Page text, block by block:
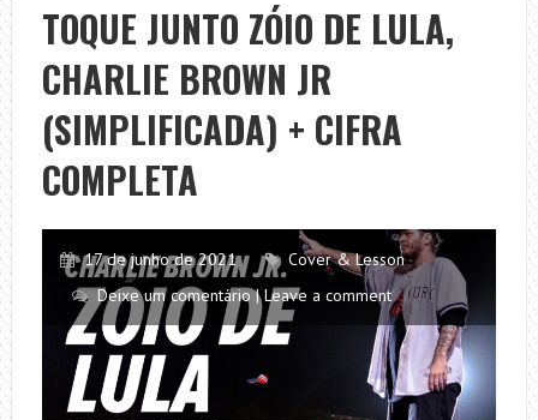
TOQUE JUNTO ZÓIO DE LULA,
CHARLIE BROWN JR
(SIMPLIFICADA) + CIFRA
COMPLETA
17 de junho de 2021
Cover & Lesson
Deixe um comentário | Leave a comment